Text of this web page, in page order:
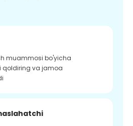
muammosi bo'yicha
qoldiring va jamoa